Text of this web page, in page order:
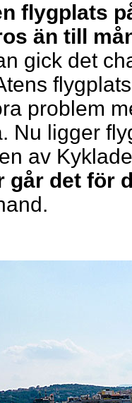
flygplats
än till
gick det
problem
Nu ligger
av
går det för